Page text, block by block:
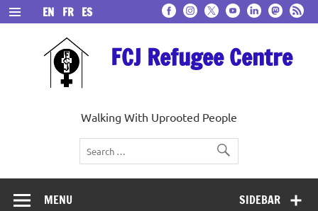
Skip
to
content
FCJ Refugee Centre
Walking With Uprooted People
EN FR ES
SIDEBAR
MENU